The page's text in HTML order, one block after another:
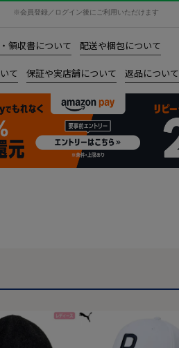
※会員登録／ログイン後にご利用いただけます
領収書について 配送や梱包について
て 保証や実店舗について 返品について